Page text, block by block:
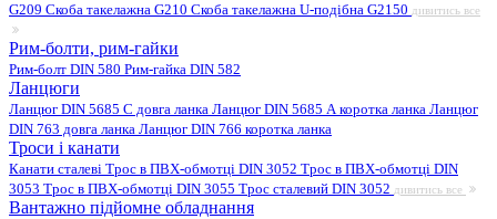
G209 Скоба такелажна G210 Скоба такелажна U-подібна G2150 дивитись все
Рим-болти, рим-гайки
Рим-болт DIN 580 Рим-гайка DIN 582
Ланцюги
Ланцюг DIN 5685 C довга ланка Ланцюг DIN 5685 А коротка ланка Ланцюг
DIN 763 довга ланка Ланцюг DIN 766 коротка ланка
Троси і канати
Канати сталеві Трос в ПВХ-обмотці DIN 3052 Трос в ПВХ-обмотці DIN
3053 Трос в ПВХ-обмотці DIN 3055 Трос сталевий DIN 3052 дивитись все
Вантажно підйомне обладнання